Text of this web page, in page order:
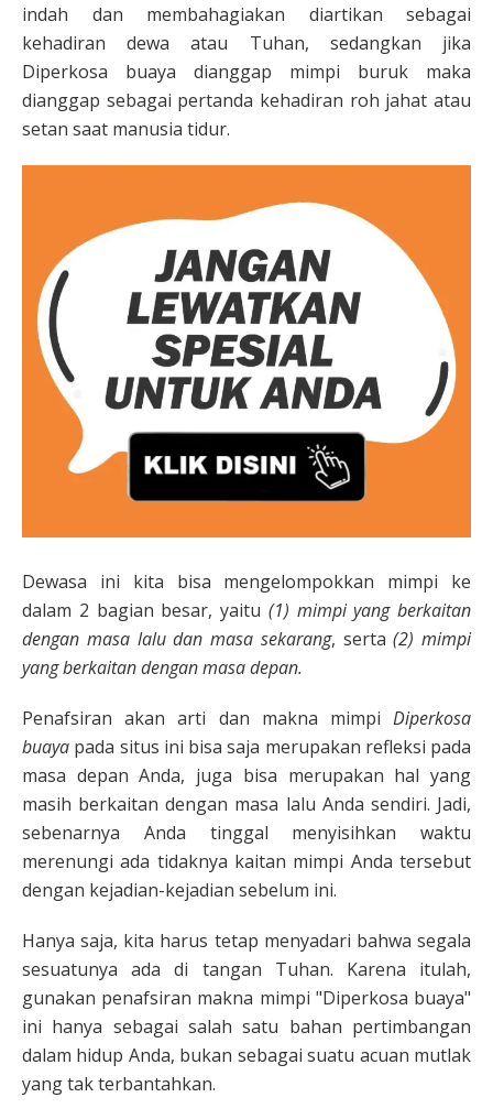
indah dan membahagiakan diartikan sebagai
kehadiran dewa atau Tuhan, sedangkan jika
Diperkosa buaya dianggap mimpi buruk maka
dianggap sebagai pertanda kehadiran roh jahat atau
setan saat manusia tidur.
Dewasa ini kita bisa mengelompokkan mimpi ke
dalam 2 bagian besar, yaitu (1) mimpi yang berkaitan
dengan masa lalu dan masa sekarang, serta(2) mimpi
yang berkaitan dengan masa depan.
Penafsiran akan arti dan makna mimpi Diperkosa
buaya pada situs ini bisa saja merupakan refleksi pada
masa depan Anda, juga bisa merupakan hal yang
masih berkaitan dengan masa lalu Anda sendiri. Jadi,
sebenarnya Anda tinggal menyisihkan waktu
merenungi ada tidaknya kaitan mimpi Anda tersebut
dengan kejadian-kejadian sebelum ini.
Hanya saja, kita harus tetap menyadari bahwa segala
sesuatunya ada di tangan Tuhan. Karena itulah,
gunakan penafsiran makna mimpi "Diperkosa buaya"
ini hanya sebagai salah satu bahan pertimbangan
dalam hidup Anda, bukan sebagai suatu acuan mutlak
yang tak terbantahkan.